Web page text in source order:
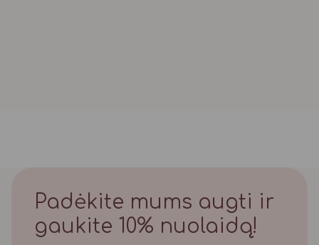
Padėkite mums augti ir
gaukite 10% nuolaidą!